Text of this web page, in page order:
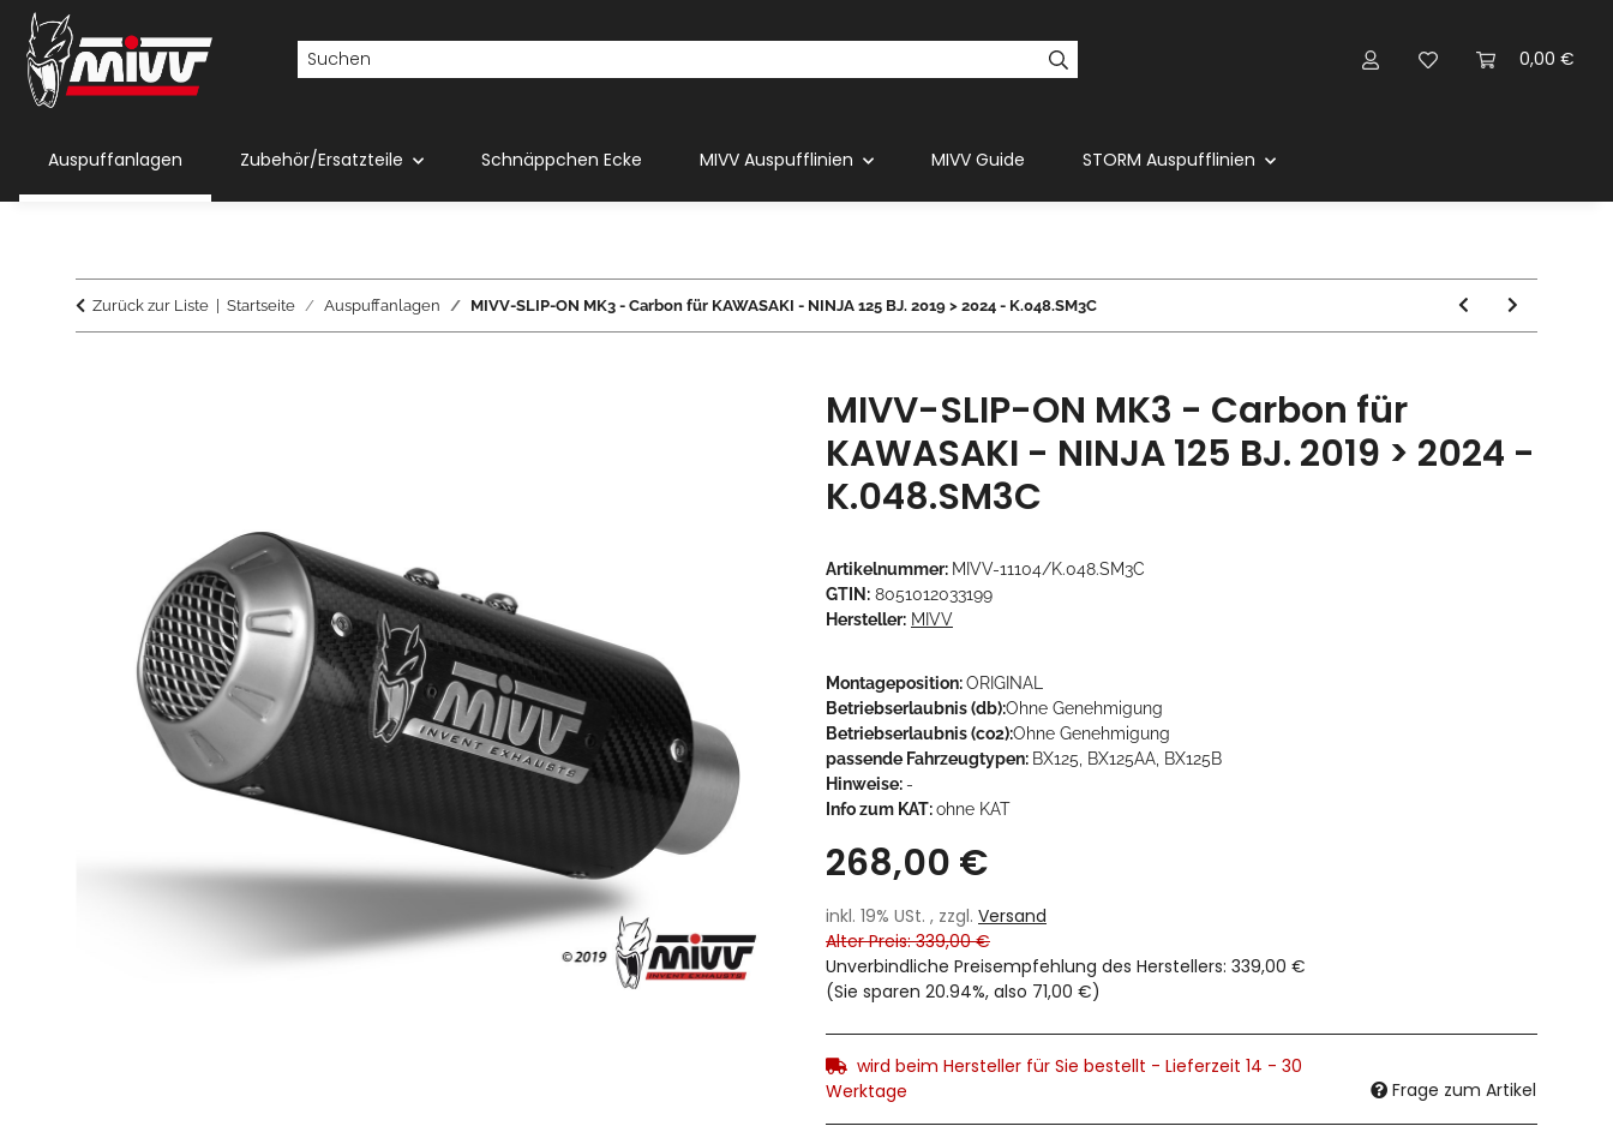
0,00 €
Auspuffanlagen Zubehör/Ersatzteile Schnäppchen Ecke MIVV Auspufflinien MIVV Guide STORM Auspufflinien
Zurück zur Liste Startseite Auspuffanlagen MIVV-SLIP-ON MK3 - Carbon für KAWASAKI - NINJA 125 BJ. 2019 > 2024 - K.048.SM3C
MIVV-SLIP-ON MK3 - Carbon für
KAWASAKI - NINJA 125 BJ. 2019 > 2024 -
K.048.SM3C
Artikelnummer: MIVV-11104/K.048.SM3C
GTIN: 8051012033199
Hersteller: MIVV
Montageposition:ORIGINAL
Betriebserlaubnis (db):Ohne Genehmigung
Betriebserlaubnis (co2):Ohne Genehmigung
passende Fahrzeugtypen: BX125, BX125AA, BX125B
Hinweise: -
Info zum KAT:ohne KAT
268,00 €
inkl. 19% USt. , zzgl. Versand
Alter Preis: 339,00 €
Unverbindliche Preisempfehlung des Herstellers: 339,00 €
(Sie sparen 20.94%, also 71,00 €)
wird beim Hersteller für Sie bestellt - Lieferzeit 14 - 30
Werktage
Frage zum Artikel